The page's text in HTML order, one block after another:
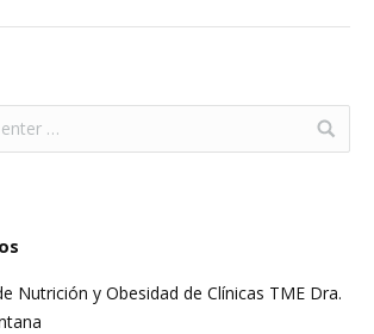
Nutrición y Obesidad de Clínicas TME Dra.